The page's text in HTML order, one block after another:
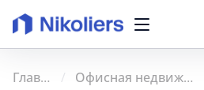
Главная Офисная недвижимость